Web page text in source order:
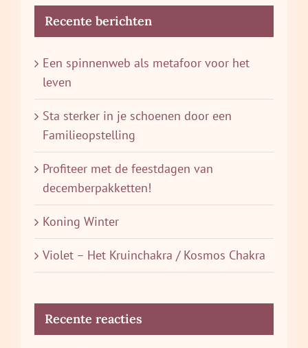
Recente berichten
Een spinnenweb als metafoor voor het
leven
Sta sterker in je schoenen door een
Familieopstelling
Profiteer met de feestdagen van
decemberpakketten!
Koning Winter
Violet – Het Kruinchakra / Kosmos Chakra
Recente reacties